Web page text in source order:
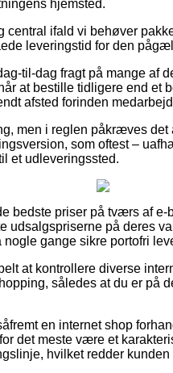
hjemsted.
ifald vi behøver
leveringstid for den
til-dag fragt på mange af
at bestille tidligere end et
afsted forinden
men i reglen påkræves
som oftest –
et udleveringssted.
bedste priser på tværs af e-
på deres
gange sikre portofri
at kontrollere diverse
således at du er på
en internet shop
det meste være et
hvilket redder